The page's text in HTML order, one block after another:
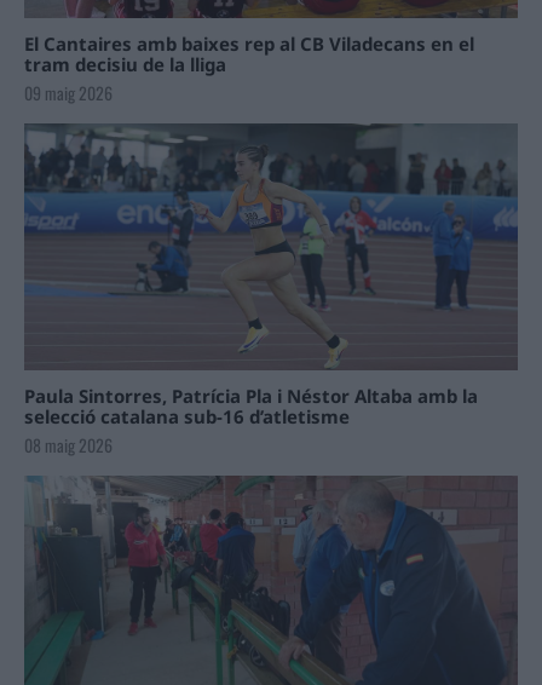
El Cantaires amb baixes rep al CB Viladecans en el
tram decisiu de la lliga
09 maig 2026
Paula Sintorres, Patrícia Pla i Néstor Altaba amb la
selecció catalana sub-16 d’atletisme
08 maig 2026